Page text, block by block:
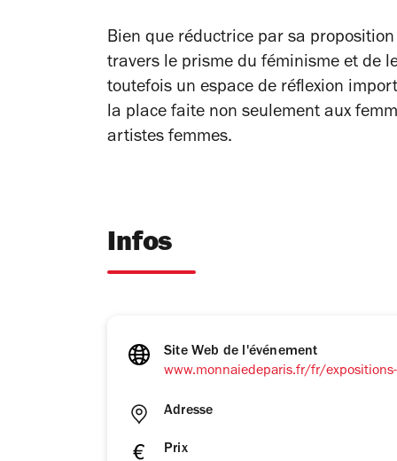
Bien que réductrice par sa
travers le prisme du féminisme et de
toutefois un espace de réflexion
la place faite non seulement aux
artistes femmes.
Infos
Site Web de l'événement
www.monnaiedeparis.fr/fr/
Adresse
Prix